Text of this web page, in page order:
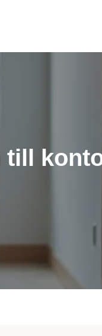
till